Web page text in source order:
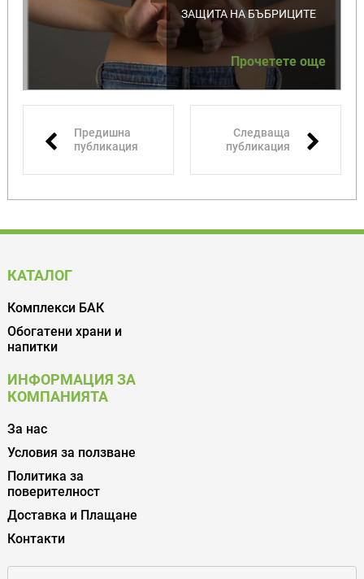
ЗАЩИТА НА БЪБРИЦИТЕ
Прочетете още
Предишна
публикация
Следваща
публикация
КАТАЛОГ
Комплекси БАК
Обогатени храни и
напитки
ИНФОРМАЦИЯ ЗА
КОМПАНИЯТА
За нас
Условия за ползване
Политика за
поверителност
Доставка и Плащане
Контакти